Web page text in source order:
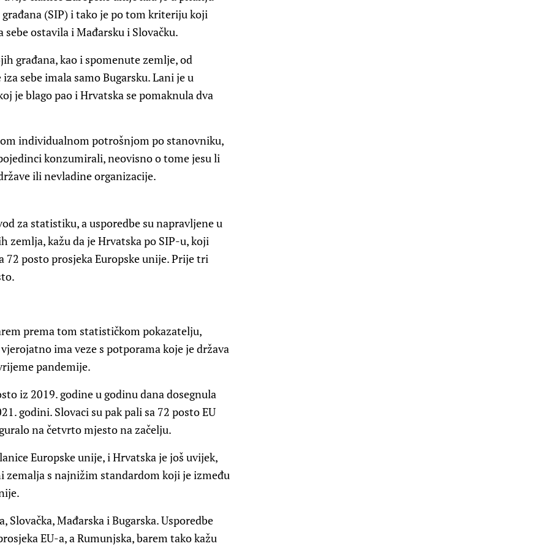
(SIP) i tako je po tom kriteriju koji
ostavila i Mađarsku i Slovačku.
građana, kao i spomenute zemlje, od
sebe imala samo Bugarsku. Lani je u
je blago pao i Hrvatska se pomaknula dva
individualnom potrošnjom po stanovniku,
konzumirali, neovisno o tome jesu li
ili nevladine organizacije.
za statistiku, a usporedbe su napravljene u
kažu da je Hrvatska po SIP-u, koji
72 posto prosjeka Europske unije. Prije tri
prema tom statističkom pokazatelju,
ima veze s potporama koje je država
pandemije.
iz 2019. godine u godinu dana dosegnula
godini. Slovaci su pak pali sa 72 posto EU
na četvrto mjesto na začelju.
Europske unije, i Hrvatska je još uvijek,
zemalja s najnižim standardom koji je između
Mađarska i Bugarska. Usporedbe
EU-a, a Rumunjska, barem tako kažu